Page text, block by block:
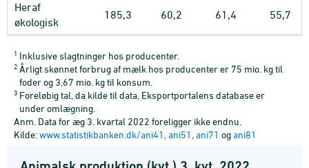
Heraf
økologisk
185,3 60,2 61,4 55,7
1 Inklusive slagtninger hos producenter.
2 Årligt skønnet forbrug af mælk hos producenter er 75 mio. kg til
foder og 3,67 mio. kg til konsum.
3 Foreløbig tal, da kilde til data, Eksportportalens database er
under omlægning.
Anm. Data for æg 3. kvartal 2022 foreligger ikke endnu.
Kilde:www.statistikbanken.dk/ani41 ani51 ani71 og ani81